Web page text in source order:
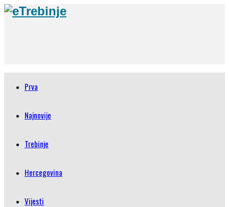
Prva
Najnovije
Trebinje
Hercegovina
Vijesti